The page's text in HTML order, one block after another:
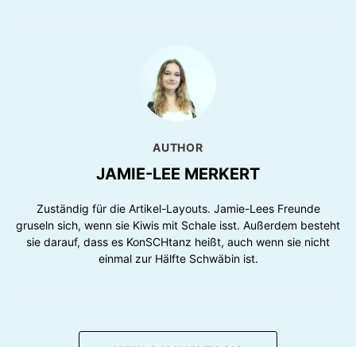
AUTHOR
JAMIE-LEE MERKERT
Zuständig für die Artikel-Layouts. Jamie-Lees Freunde
gruseln sich, wenn sie Kiwis mit Schale isst. Außerdem besteht
sie darauf, dass es KonSCHtanz heißt, auch wenn sie nicht
einmal zur Hälfte Schwäbin ist.